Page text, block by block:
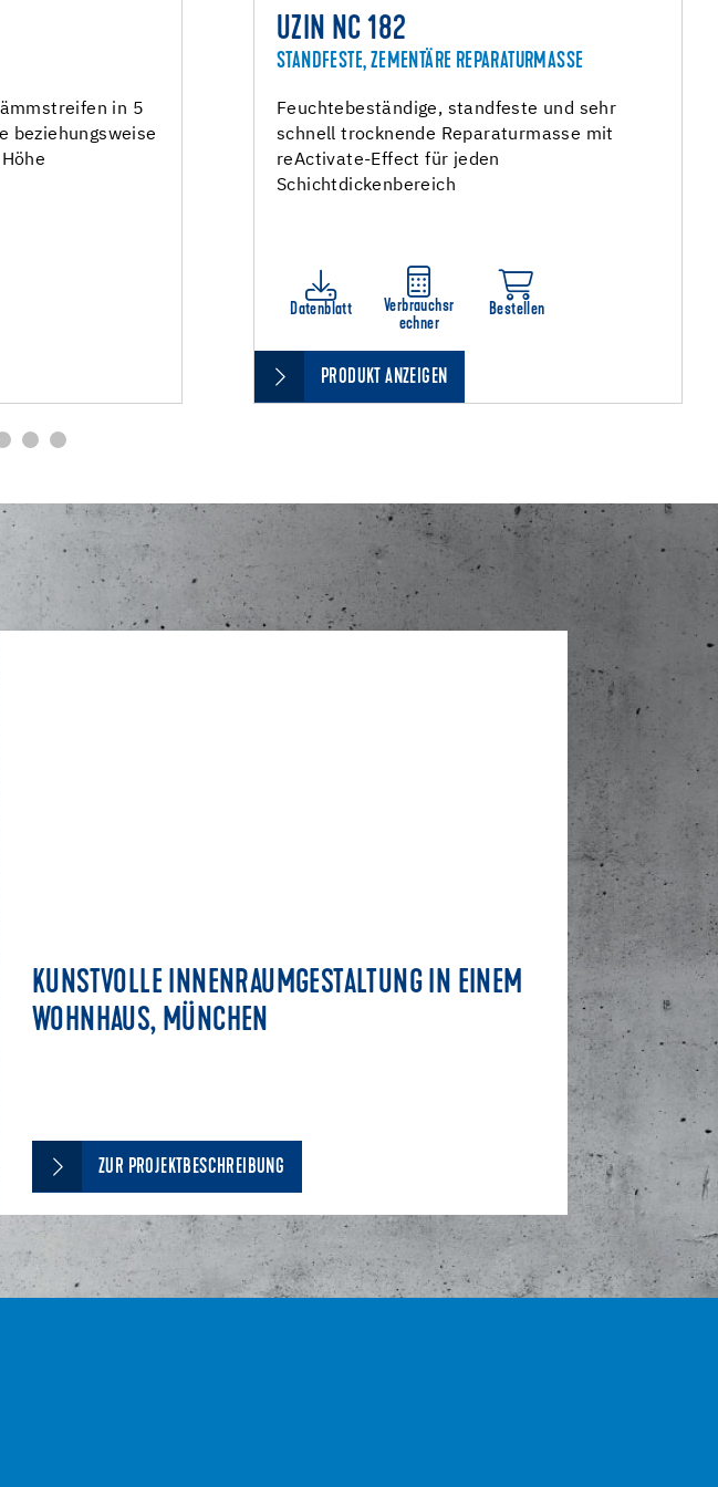
in 5
beziehungsweise
UZIN NC 182
STANDFESTE, ZEMENTÄRE REPARATURMASSE
Feuchtebeständige, standfeste und sehr
schnell trocknende Reparaturmasse mit
reActivate-Effect für jeden
Schichtdickenbereich
Datenblatt
Verbrauchsr
echner
Bestellen
PRODUKT ANZEIGEN
KUNSTVOLLE INNENRAUMGESTALTUNG IN EINEM
WOHNHAUS, MÜNCHEN
ZUR PROJEKTBESCHREIBUNG